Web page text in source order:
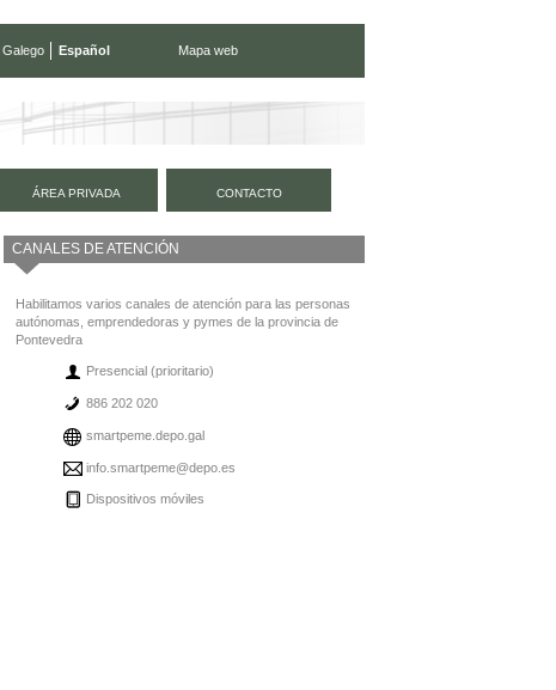
Galego Español Mapa web
ÁREA PRIVADA CONTACTO
CANALES DE ATENCIÓN
Habilitamos varios canales de atención para las personas
autónomas, emprendedoras y pymes de la provincia de
Pontevedra
Presencial (prioritario)
886 202 020
smartpeme.depo.gal
info.smartpeme@depo.es
Dispositivos móviles